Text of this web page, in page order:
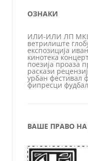
ОЗНАКИ
ИЛИ-ИЛИ ЛП
ветрилиште
експозиција
кинотека
поезија проаза
раскази
урбан фестивал
фипресци фудбал
ВАШЕ ПРАВО